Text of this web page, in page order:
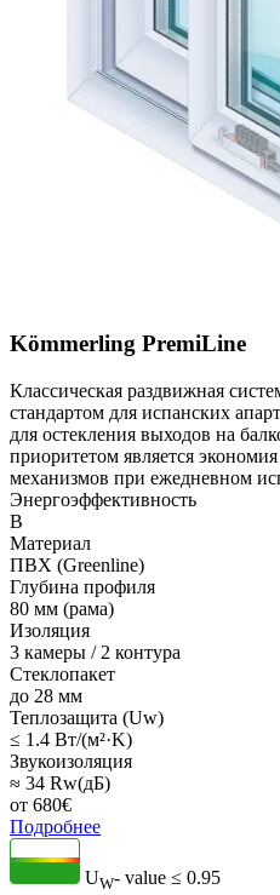
Kömmerling PremiLine
Классическая раздвижная
стандартом для испанских
для остекления выходов на
приоритетом является
механизмов при ежедневном
Энергоэффективность
B
Материал
ПВХ (Greenline)
Глубина профиля
80 мм (рама)
Изоляция
3 камеры / 2 контура
Стеклопакет
до 28 мм
Теплозащита (Uw)
≤ 1.4 Вт/(м²·K)
Звукоизоляция
≈ 34 Rw(дБ)
от 680€
Подробнее
UW- value ≤ 0.95